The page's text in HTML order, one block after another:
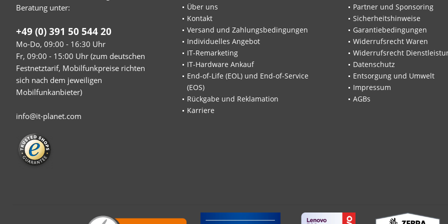
Beratung unter:
+49 (0) 391 50 544 20
Mo-Do, 09:00 - 16:30 Uhr
Fr, 09:00 - 15:00 Uhr (zum deutschen
Festnetztarif, Mobilfunkpreise richten
sich nach dem jeweiligen
Mobilfunkanbieter)
info@it-planet.com
Über uns
Kontakt
Versand und Zahlungsbedingungen
Individuelles Angebot
IT-Remarketing
IT-Hardware Ankauf
End-of-Life (EOL) und End-of-Service
(EOS)
Rückgabe und Reklamation
Karriere
Partner und Sponsoring
Sicherheitshinweise
Garantiebedingungen
Widerrufsrecht Waren
Widerrufsrecht
Datenschutz
Entsorgung und Umwelt
Impressum
AGBs